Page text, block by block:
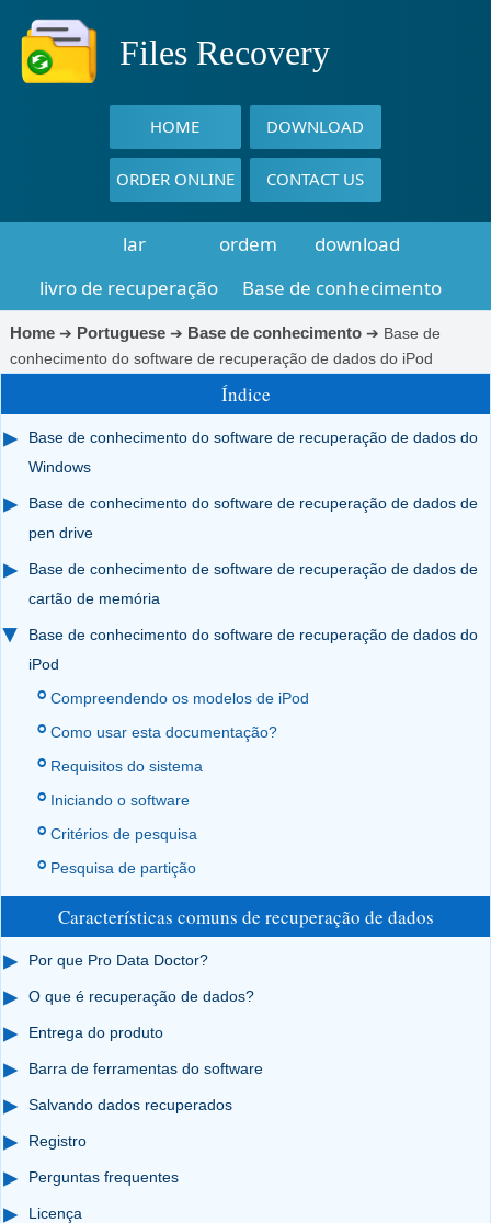
Files Recovery
HOME DOWNLOAD
ORDER ONLINE CONTACT US
lar ordem
download
livro de recuperação
Base de conhecimento
Home➔ Portuguese➔ Base de conhecimento➔ Base de
conhecimento do software de recuperação de dados do iPod
Índice
Base de conhecimento do software de recuperação de dados do
Windows
Base de conhecimento do software de recuperação de dados de
pen drive
Base de conhecimento de software de recuperação de dados de
cartão de memória
Base de conhecimento do software de recuperação de dados do
iPod
Compreendendo os modelos de iPod
Como usar esta documentação?
Requisitos do sistema
Iniciando o software
Critérios de pesquisa
Pesquisa de partição
Características comuns de recuperação de dados
Por que Pro Data Doctor?
O que é recuperação de dados?
Entrega do produto
Barra de ferramentas do software
Salvando dados recuperados
Registro
Perguntas frequentes
Licença